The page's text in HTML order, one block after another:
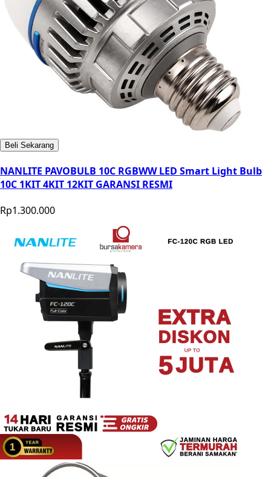
Beli Sekarang
NANLITE PAVOBULB 10C RGBWW LED Smart Light Bulb
10C 1KIT 4KIT 12KIT GARANSI RESMI
Rp1.300.000